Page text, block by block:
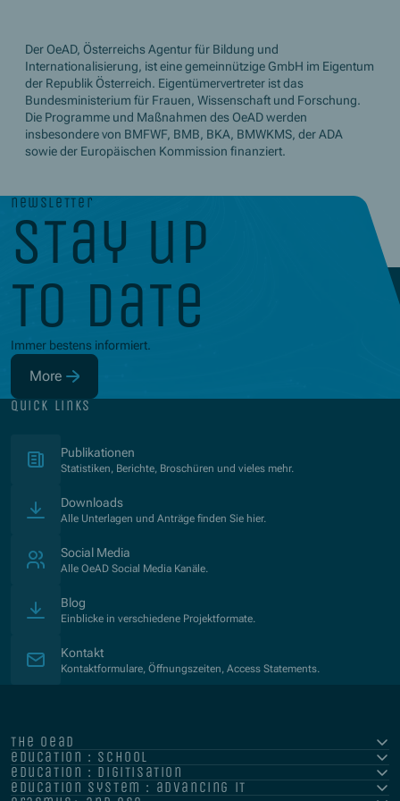
Der OeAD, Österreichs Agentur für Bildung und
Internationalisierung, ist eine gemeinnützige GmbH im Eigentum
der Republik Österreich. Eigentümervertreter ist das
Bundesministerium für Frauen, Wissenschaft und Forschung.
Die Programme und Maßnahmen des OeAD werden
insbesondere von BMFWF, BMB, BKA, BMWKMS, der ADA
sowie der Europäischen Kommission finanziert.
newsletter
stay up
to date
Immer bestens informiert.
More
(Opens in new window)
quick links
Publikationen
Statistiken, Berichte, Broschüren und vieles mehr.
Downloads
Alle Unterlagen und Anträge finden Sie hier.
Social Media
Alle OeAD Social Media Kanäle.
Blog
Einblicke in verschiedene Projektformate.
Kontakt
Kontaktformulare, Öffnungszeiten, Access Statements.
the oead
education : school
education : digitisation
education system : advancing it